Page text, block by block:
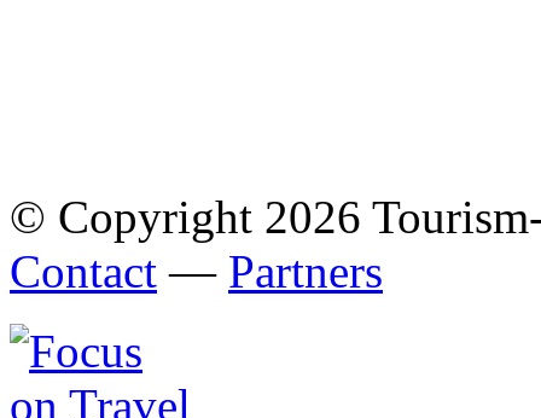
© Copyright 2026
Contact — Partners